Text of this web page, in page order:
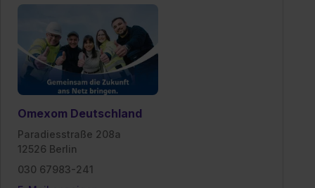
Omexom Deutschland
Paradiesstraße 208a
12526 Berlin
030 67983-241